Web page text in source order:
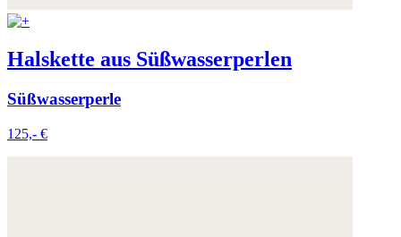
Halskette aus Süßwasserperlen
Süßwasserperle
125,- €